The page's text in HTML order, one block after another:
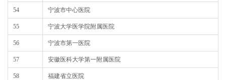
54 宁波市中心医院
55 宁波大学医学院附属医院
56 宁波市第一医院
57 安徽医科大学第一附属医院
58 福建省立医院